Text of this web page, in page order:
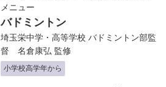
メニュー
バドミントン
埼玉栄中学・高等学校 バドミントン部監
督 名倉康弘 監修
小学校高学年から